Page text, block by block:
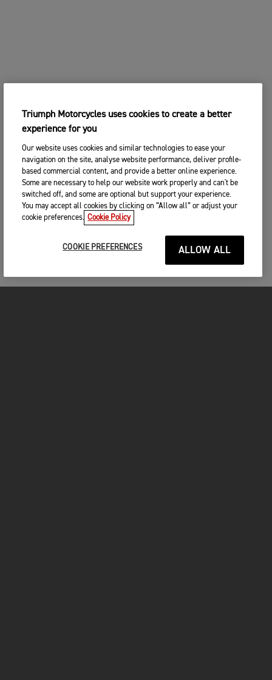
Triumph Motorcycles uses cookies to create a better
experience for you
Our website uses cookies and similar technologies to ease your
navigation on the site, analyse website performance, deliver profile-
based commercial content, and provide a better online experience.
Some are necessary to help our website work properly and can't be
switched off, and some are optional but support your experience.
You may accept all cookies by clicking on “Allow all” or adjust your
cookie preferences. Cookie Policy
COOKIE PREFERENCES ALLOW ALL